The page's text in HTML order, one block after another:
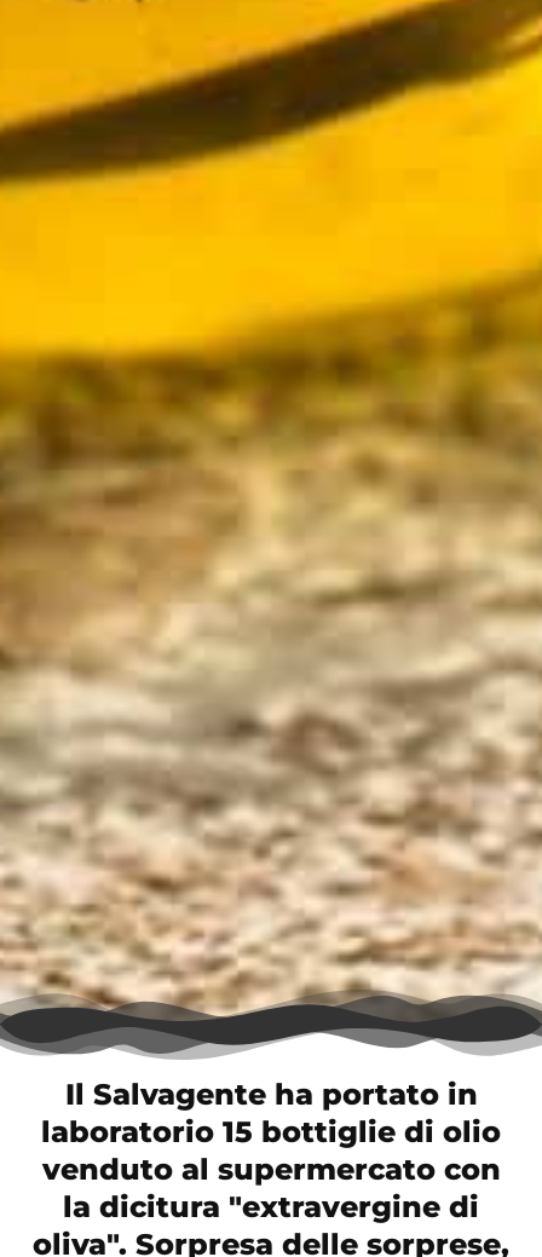
Il Salvagente ha portato in
laboratorio 15 bottiglie di olio
venduto al supermercato con
la dicitura "extravergine di
oliva". Sorpresa delle sorprese,